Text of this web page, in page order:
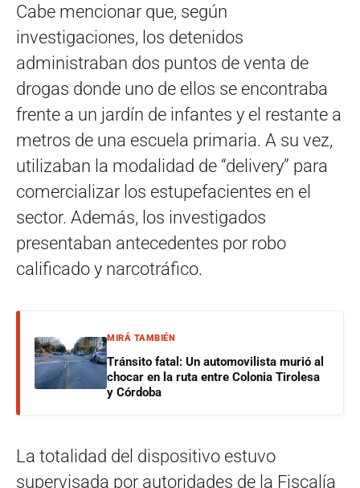
Cabe mencionar que, según
investigaciones, los detenidos
administraban dos puntos de venta de
drogas donde uno de ellos se encontraba
frente a un jardín de infantes y el restante a
metros de una escuela primaria. A su vez,
utilizaban la modalidad de “delivery” para
comercializar los estupefacientes en el
sector. Además, los investigados
presentaban antecedentes por robo
calificado y narcotráfico.
MIRÁ TAMBIÉN
Tránsito fatal: Un automovilista murió al
chocar en la ruta entre Colonia Tirolesa
y Córdoba
La totalidad del dispositivo estuvo
supervisada por autoridades de la Fiscalía